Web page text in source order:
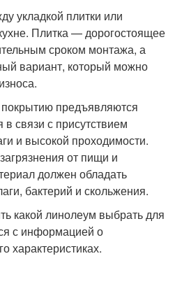
укладкой плитки или
Плитка — дорогостоящее
сроком монтажа, а
вариант, который можно
предъявляются
связи с присутствием
и высокой проходимости.
от пищи и
должен обладать
бактерий и скольжения.
какой линолеум выбрать для
с информацией о
характеристиках.